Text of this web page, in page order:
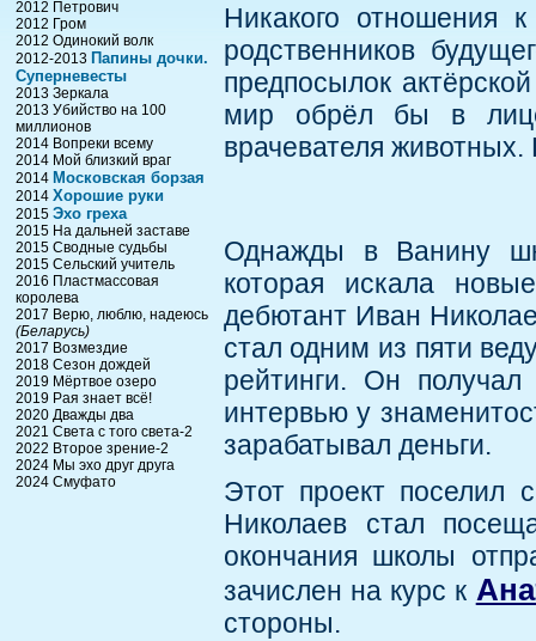
2012 Петрович
2012 Гром
2012 Одинокий волк
2012-2013 Папины дочки.
Суперневесты
2013 Зеркала
2013 Убийство на 100
миллионов
2014 Вопреки всему
2014 Мой близкий враг
2014 Московская борзая
2014 Хорошие руки
2015 Эхо греха
2015 На дальней заставе
2015 Сводные судьбы
2015 Сельский учитель
2016 Пластмассовая
королева
2017 Верю, люблю, надеюсь
(Беларусь)
2017 Возмездие
2018 Сезон дождей
2019 Мёртвое озеро
2019 Рая знает всё!
2020 Дважды два
2021 Света с того света-2
2022 Второе зрение-2
2024 Мы эхо друг друга
2024 Смуфато
Никакого отношения
родственников
предпосылок
мир обрёл бы в лице
врачевателя
Однажды в Ванину
которая искала
дебютант Иван
стал одним из пяти
рейтинги. Он
интервью у
зарабатывал деньги.
Этот проект поселил
Николаев стал
окончания школы
зачислен на курс к
стороны.